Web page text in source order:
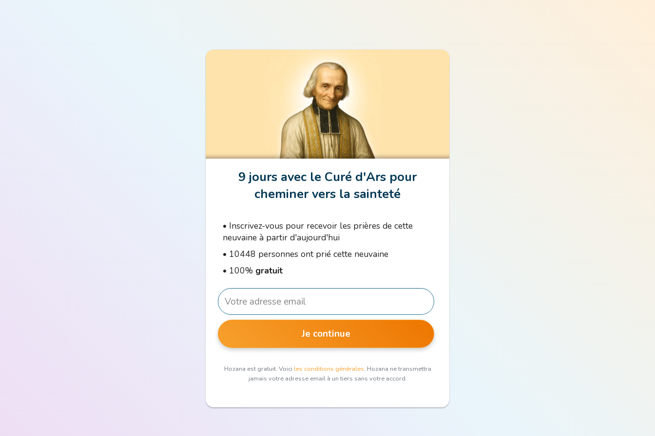
9 jours avec le Curé d'Ars pour
cheminer vers la sainteté
• Inscrivez-vous pour recevoir les prières de cette
neuvaine à partir d'aujourd'hui
• 10448 personnes ont prié cette neuvaine
• 100% gratuit
Je continue
Hozana est gratuit. Voici les conditions générales. Hozana ne transmettra
jamais votre adresse email à un tiers sans votre accord.